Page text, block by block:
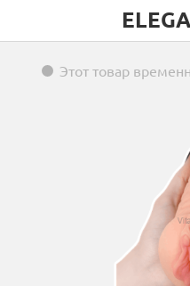
Этот товар